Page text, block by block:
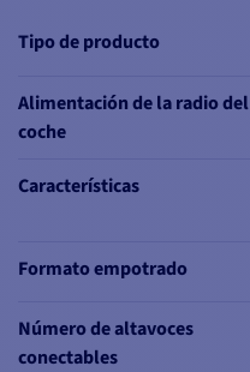
Tipo de producto
Alimentación de la radio del
coche
Características
Formato empotrado
Número de altavoces
conectables